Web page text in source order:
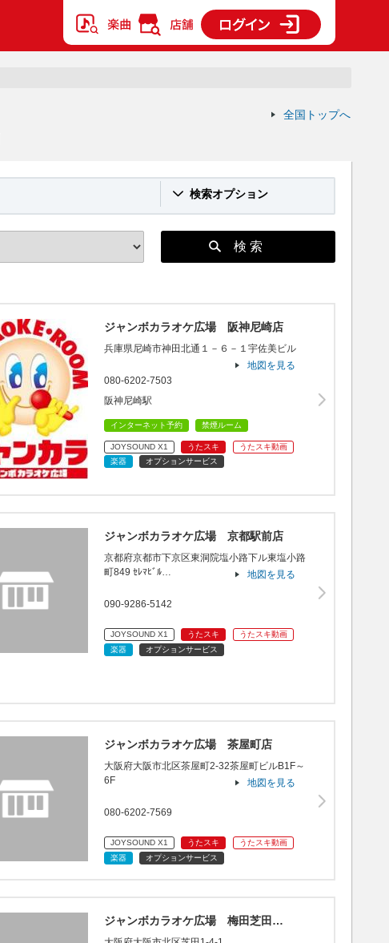
全国トップへ
検索オプション
検 索
ジャンボカラオケ広場 阪神尼崎店
兵庫県尼崎市神田北通１－６－１宇佐美ビル
080-6202-7503
阪神尼崎駅
インターネット予約 禁煙ルーム
JOYSOUND X1 うたスキ
うたスキ動画
楽器
オプションサービス
地図を見る
ジャンボカラオケ広場 京都駅前店
京都府京都市下京区東洞院塩小路下ル東塩小路
町849 ｾﾚﾏﾋﾞﾙ…
090-9286-5142
JOYSOUND X1 うたスキ
うたスキ動画
楽器
オプションサービス
地図を見る
ジャンボカラオケ広場 茶屋町店
大阪府大阪市北区茶屋町2-32茶屋町ビルB1F～
6F
080-6202-7569
JOYSOUND X1 うたスキ
うたスキ動画
楽器
オプションサービス
地図を見る
ジャンボカラオケ広場 梅田芝田…